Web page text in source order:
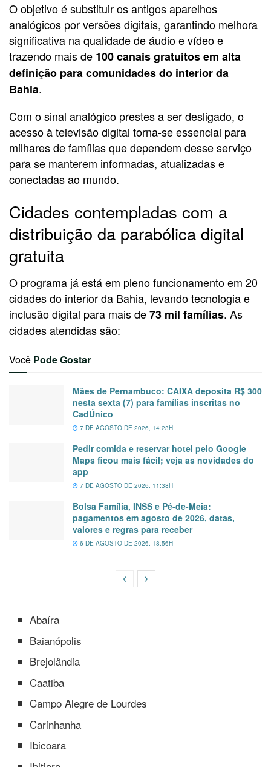
O objetivo é substituir os antigos aparelhos
analógicos por versões digitais, garantindo melhora
significativa na qualidade de áudio e vídeo e
trazendo mais de 100 canais gratuitos em alta
definição para comunidades do interior da
Bahia.
Com o sinal analógico prestes a ser desligado, o
acesso à televisão digital torna-se essencial para
milhares de famílias que dependem desse serviço
para se manterem informadas, atualizadas e
conectadas ao mundo.
Cidades contempladas com a
distribuição da parabólica digital
gratuita
O programa já está em pleno funcionamento em 20
cidades do interior da Bahia, levando tecnologia e
inclusão digital para mais de73 mil famílias. As
cidades atendidas são:
Você Pode Gostar
Mães de Pernambuco: CAIXA deposita R$ 300
nesta sexta (7) para famílias inscritas no
CadÚnico
7 DE AGOSTO DE 2026, 14:23H
Pedir comida e reservar hotel pelo Google
Maps ficou mais fácil; veja as novidades do
app
7 DE AGOSTO DE 2026, 11:38H
Bolsa Família, INSS e Pé-de-Meia:
pagamentos em agosto de 2026, datas,
valores e regras para receber
6 DE AGOSTO DE 2026, 18:56H
Abaíra
Baianópolis
Brejolândia
Caatiba
Campo Alegre de Lourdes
Carinhanha
Ibicoara